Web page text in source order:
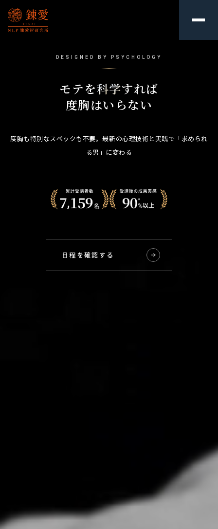
DESIGNED BY PSYCHOLOGY
モテを科学すれば
度胸はい らない
度胸も特別なスペックも不要。最新の心理技術と実践で「求められ
る男」に変わる
日程を確認する